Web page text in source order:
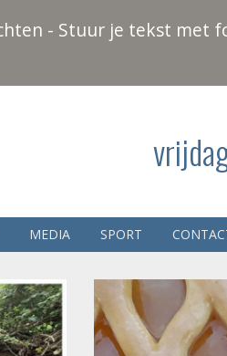
- Stuur je tekst met
MEDIA SPORT